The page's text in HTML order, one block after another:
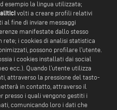
esempio la lingua utilizzata;
volti a creare profili relativi
al fine di inviare messaggi
manifestate dallo stesso
rete; i cookies di analisi statistica
possono profilare l'utente.
i cookies installati dai social
ecc.). Quando l’utente utilizza
attraverso la pressione del tasto-
in contatto, attraverso il
presso i quali vengono gestiti i
comunicando loro i dati che